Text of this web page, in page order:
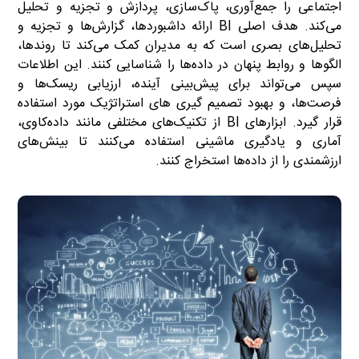
اجتماعی را جمع‌آوری، پاک‌سازی، پردازش و تجزیه و تحلیل
می‌کند. هدف اصلی BI ارائه داشبوردها، گزارش‌ها و تجزیه و
تحلیل‌های بصری است که به مدیران کمک می‌کند تا روندها،
الگوها و روابط پنهان در داده‌ها را شناسایی کنند. این اطلاعات
سپس می‌تواند برای پیش‌بینی آینده، ارزیابی ریسک‌ها و
فرصت‌ها، و بهبود تصمیم گیری های استراتژیک مورد استفاده
قرار گیرد. ابزارهای BI از تکنیک‌های مختلفی مانند داده‌کاوی،
آماری و یادگیری ماشینی استفاده می‌کنند تا بینش‌های
ارزشمندی را از داده‌ها استخراج کنند.